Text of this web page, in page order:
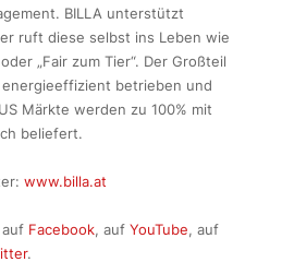
BILLA unterstützt
ruft diese selbst ins Leben wie
„Fair zum Tier“. Der Großteil
betrieben und
Märkte werden zu 100% mit
beliefert.
www.billa.at
auf Facebook, auf YouTube, auf
.